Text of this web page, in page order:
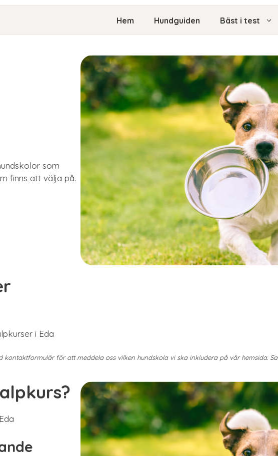
Hem Hundguiden Bäst i test
som
finns att välja på.
i Eda
för att meddela oss vilken hundskola vi ska inkludera på vår hemsida.